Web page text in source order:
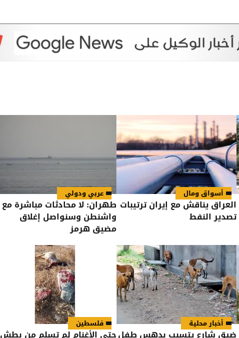
أسواق ومال
العراق يناقش مع إيران ترتيبات
تصدير النفط
عربي ودولي
طهران: لا محادثات مباشرة مع
واشنطن وسنواصل إغلاق
مضيق هرمز
أخبار محلية فلسطين